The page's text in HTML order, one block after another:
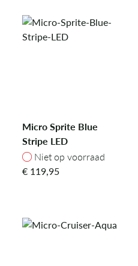
Micro Sprite Blue
Stripe LED
Niet op voorraad
Niet op voorraad
€ 119,95